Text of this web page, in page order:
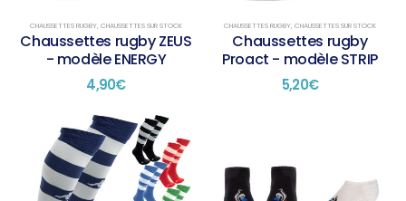
CHAUSSETTES RUGBY, CHAUSSETTES SUR STOCK
Chaussettes rugby ZEUS
- modèle ENERGY
4,90€
CHAUSSETTES RUGBY, CHAUSSETTES SUR STOCK
Chaussettes rugby
Proact - modèle STRIP
5,20€